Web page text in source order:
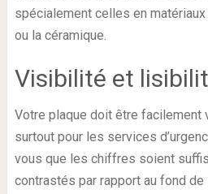
spécialement celles en
ou la céramique.
Visibilité et
Votre plaque doit être facilement
surtout pour les services
vous que les chiffres soient
contrastés par rapport au fond de